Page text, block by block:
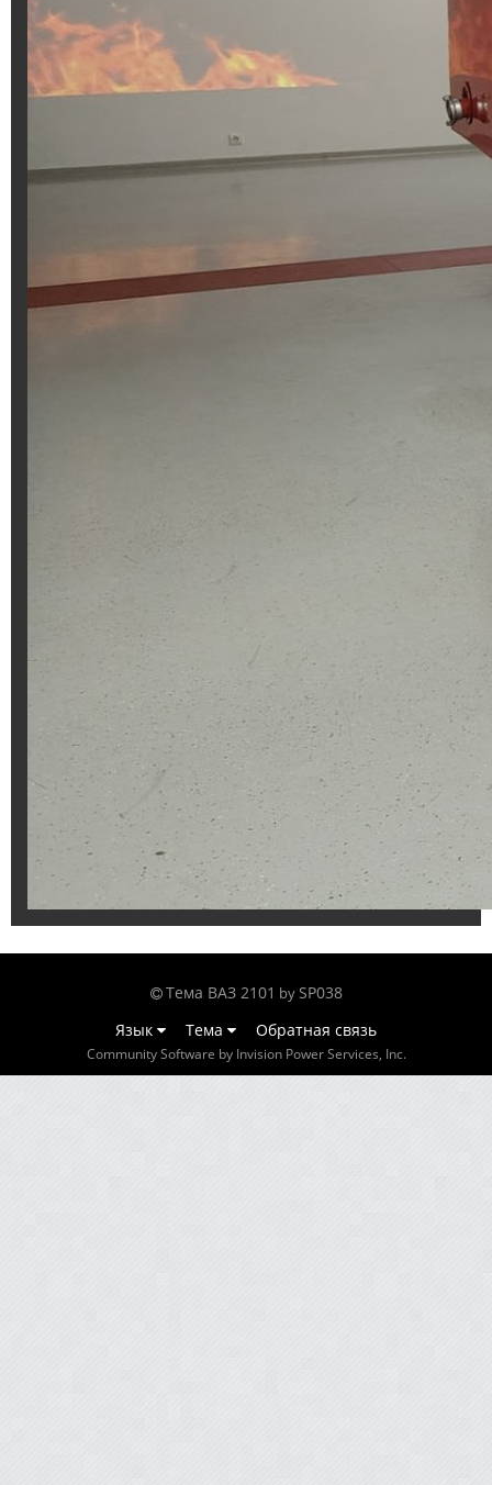
Тема ВАЗ 2101 by SP038
Язык
Тема Обратная связь
Community Software by Invision Power Services, Inc.